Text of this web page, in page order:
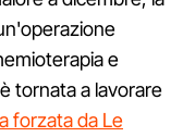
e
tornata a lavorare
forzata da Le